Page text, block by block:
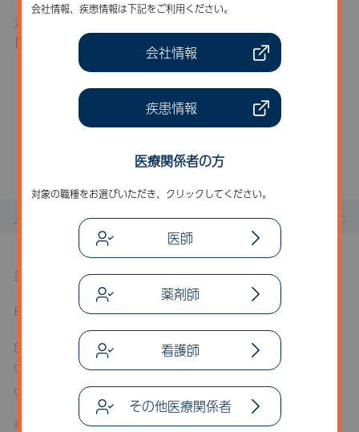
演題：下肢延長術中のボソリチド投与は、延長仮骨形成
に影響を与えるか？
こちらのセミナー・講演会は
お知らせ セミナー・講演会 7月28日(
製品に関するお問い合わせ
BioMarin Pharmaceutical Japan 株式会社
お問い合わせフォーム
03-6837-0844
0120-555-386
電話受付時間 平日9:00～17:00
会社情報、疾患情報は下記をご利用ください。
会社情報
疾患情報
医療関係者の方
対象の職種をお選びいただき、クリックしてください。
医師
薬剤師
看護師
その他医療関係者